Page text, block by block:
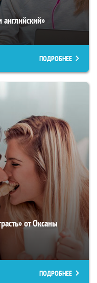
ПОДРОБНЕЕ
от Оксаны
ПОДРОБНЕЕ